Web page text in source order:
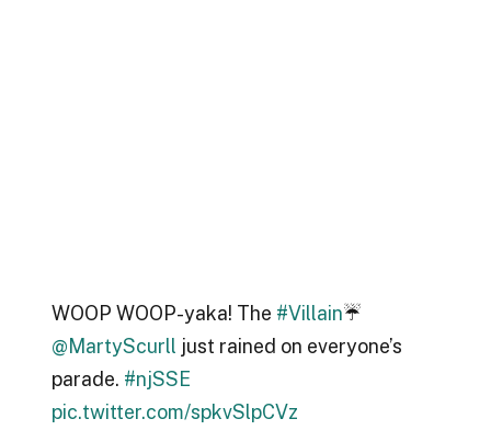
WOOP WOOP-yaka! The #Villain☔️
@MartyScurll just rained on everyone’s
parade. #njSSE
pic.twitter.com/spkvSlpCVz